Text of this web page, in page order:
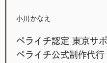
小川かなえ
ペライチ認定 東京サ
ペライチ公式制作代